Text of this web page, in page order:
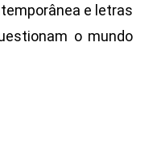
e letras
o mundo